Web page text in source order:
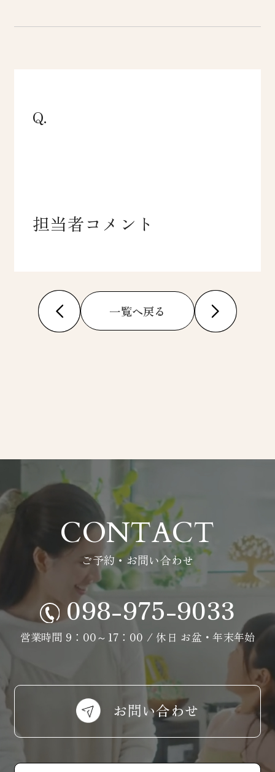
Q.
担当者コメント
一覧へ戻る
CONTACT
ご予約・お問い合わせ
098-975-9033
営業時間 9：00～17：00 / 休日 お盆・年末年始
お問い合わせ